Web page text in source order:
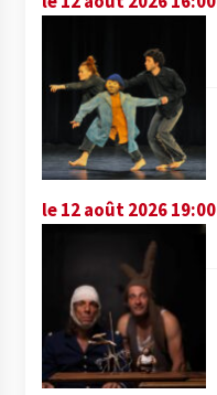
le 12 août 2026 19:00